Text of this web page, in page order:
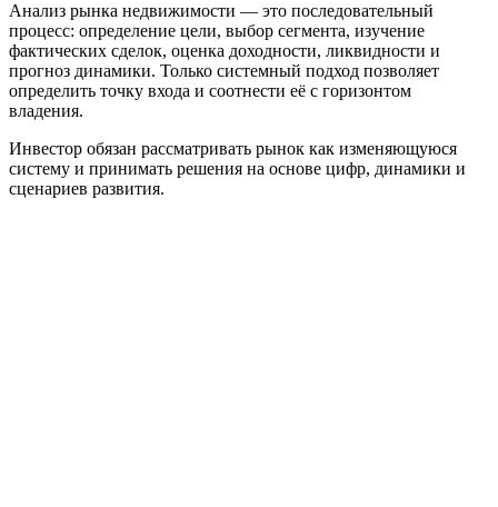
Анализ рынка недвижимости — это последовательный
процесс: определение цели, выбор сегмента, изучение
фактических сделок, оценка доходности, ликвидности и
прогноз динамики. Только системный подход позволяет
определить точку входа и соотнести её с горизонтом
владения.
Инвестор обязан рассматривать рынок как изменяющуюся
систему и принимать решения на основе цифр, динамики и
сценариев развития.